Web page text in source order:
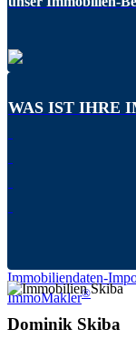
WAS IST IHRE
Immobiliendaten-
ImmoMakler®
Dominik Skiba